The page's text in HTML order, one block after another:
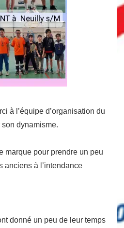
à l’équipe d’organisation du
dynamisme.
marque pour prendre un peu
anciens à l’intendance
donné un peu de leur temps